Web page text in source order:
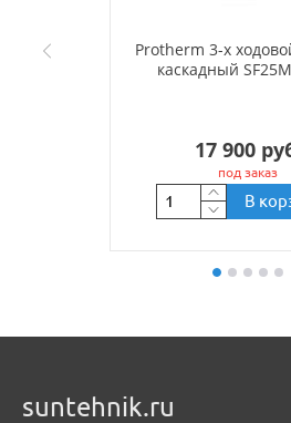
Protherm 3-х
каскадный
17 900
под заказ
В
suntehnik.ru